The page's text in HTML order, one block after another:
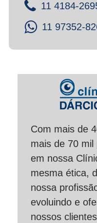
11 4184-
11 97352-
Com mais de
mais de 70 mil
em nossa
mesma ética,
nossa
evoluindo e
nossos